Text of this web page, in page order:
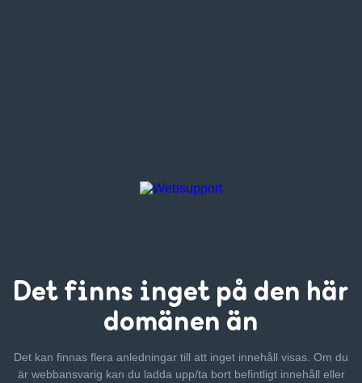
Det finns inget på den här
domänen än
Det kan finnas flera anledningar till att inget innehåll visas. Om du
är webbansvarig kan du ladda upp/ta bort befintligt innehåll eller